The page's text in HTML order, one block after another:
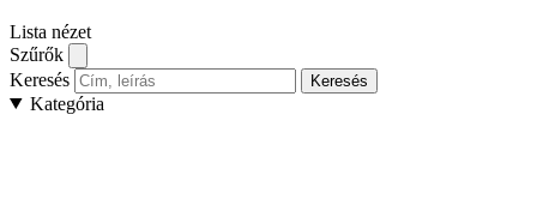
Lista nézet
Szűrők
Keresés
Keresés
Kategória